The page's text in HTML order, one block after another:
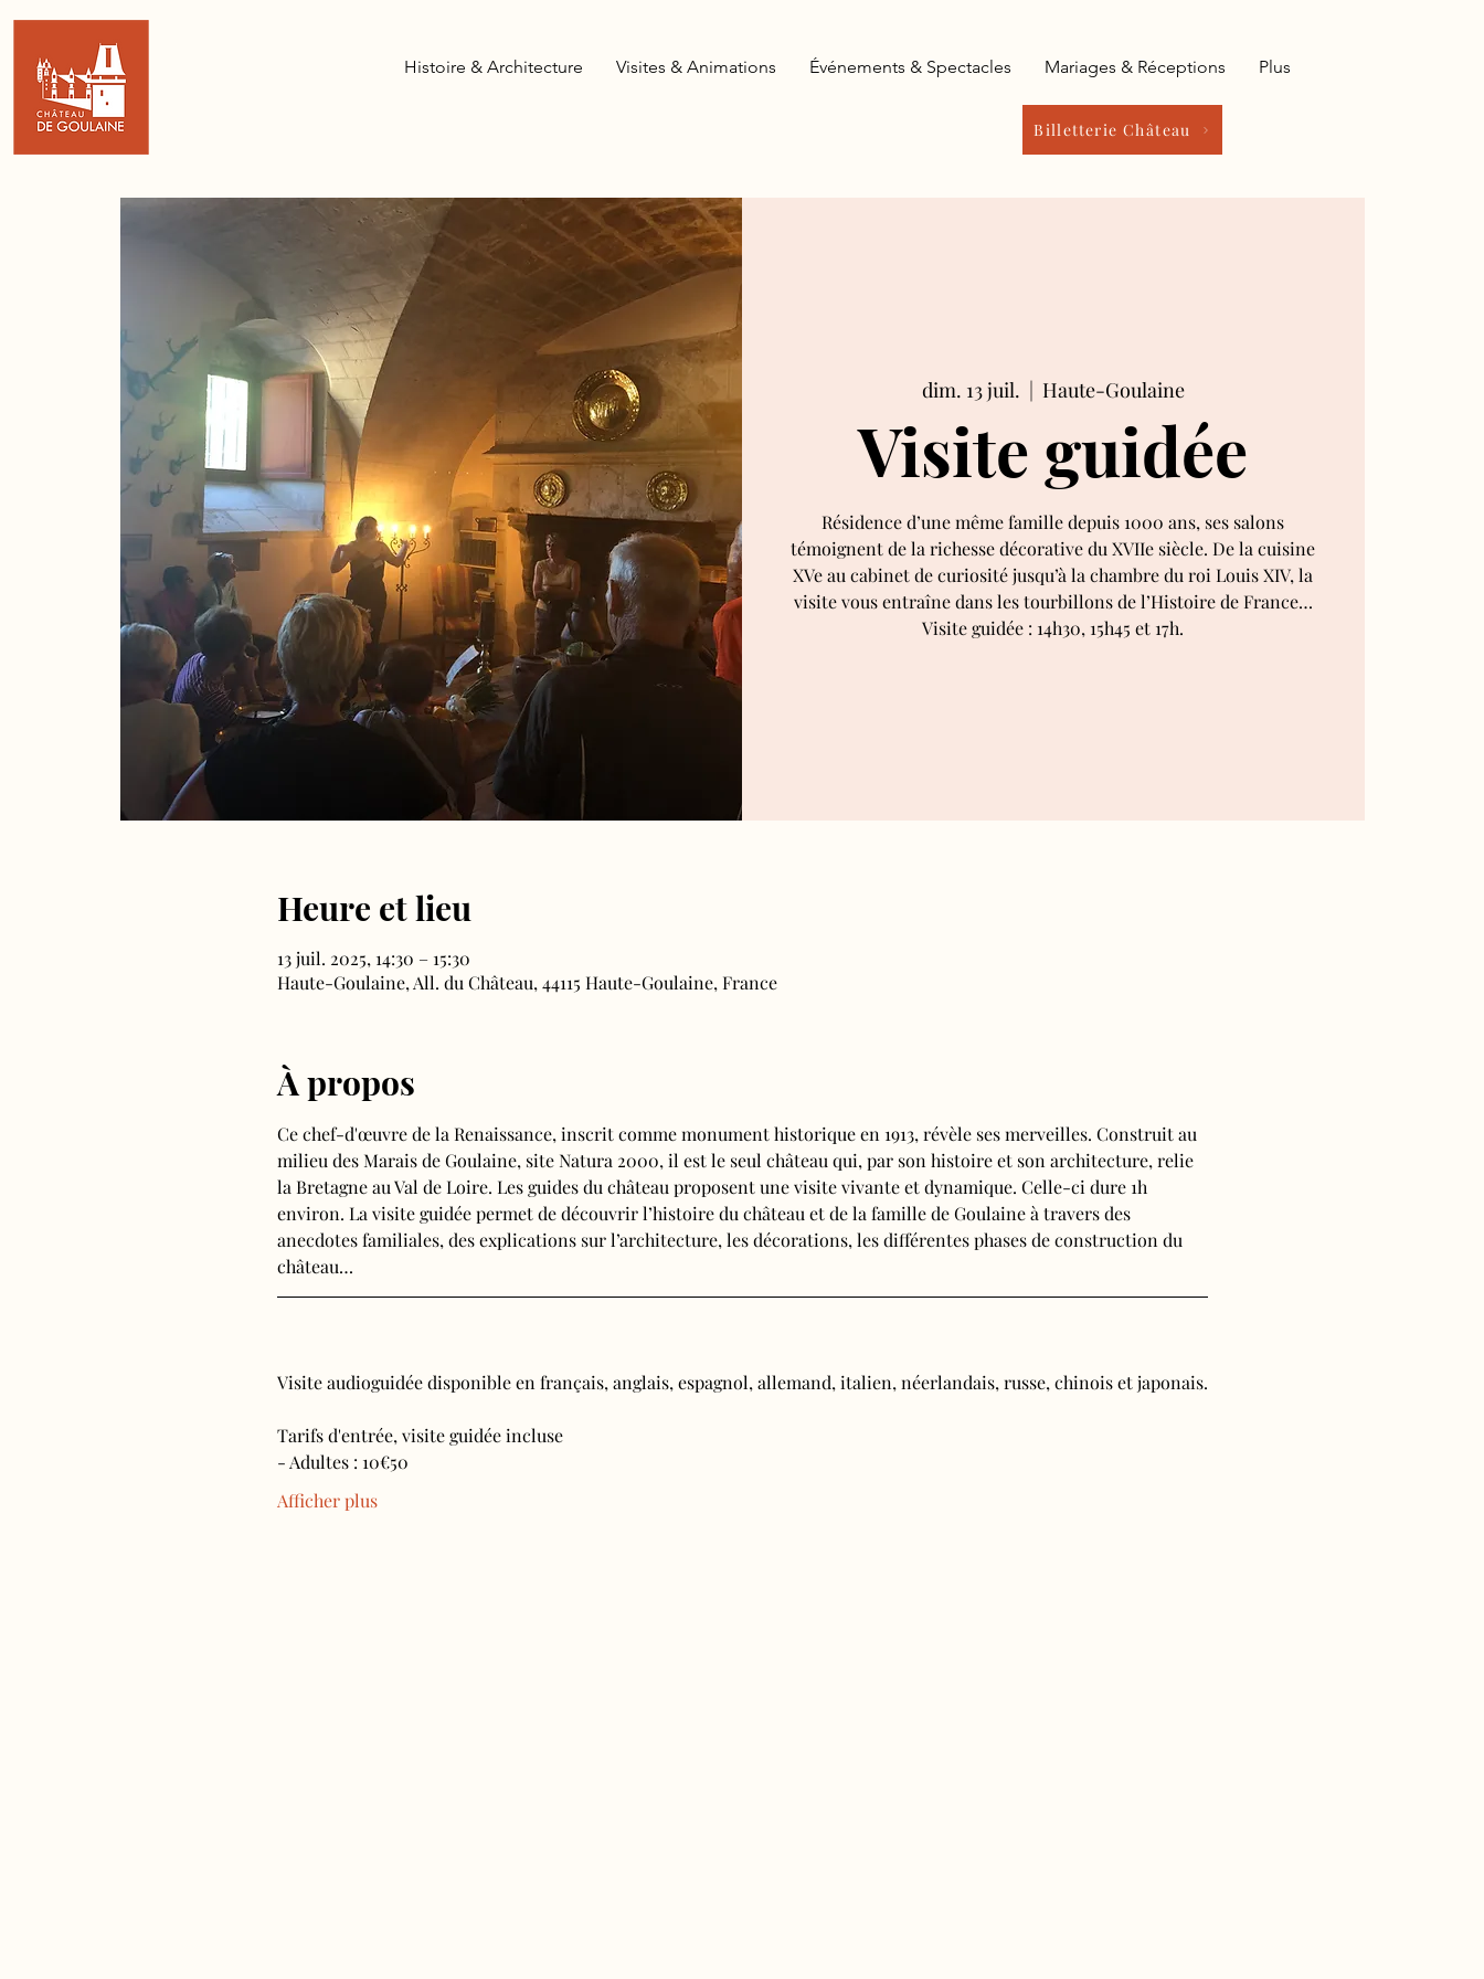
Billetterie Château
Histoire & Architecture Visites & Animations Événements & Spectacles Mariages & Réceptions Plus
dim. 13 juil.
  |
Haute-Goulaine
Visite guidée
Résidence d’une même famille depuis 1000 ans, ses salons
témoignent de la richesse décorative du XVIIe siècle. De la cuisine
XVe au cabinet de curiosité jusqu’à la chambre du roi Louis XIV, la
visite vous entraîne dans les tourbillons de l’Histoire de France…
Visite guidée : 14h30, 15h45 et 17h.
Heure et lieu
13 juil. 2025, 14:30 – 15:30
Haute-Goulaine, All. du Château, 44115 Haute-Goulaine, France
À propos
Ce chef-d'œuvre de la Renaissance, inscrit comme monument historique en 1913, révèle ses merveilles. Construit au
milieu des Marais de Goulaine, site Natura 2000, il est le seul château qui, par son histoire et son architecture, relie
la Bretagne au Val de Loire. Les guides du château proposent une visite vivante et dynamique. Celle-ci dure 1h
environ. La visite guidée permet de découvrir l’histoire du château et de la famille de Goulaine à travers des
anecdotes familiales, des explications sur l’architecture, les décorations, les différentes phases de construction du
château…
Visite audioguidée disponible en français, anglais, espagnol, allemand, italien, néerlandais, russe, chinois et japonais.
Tarifs d'entrée, visite guidée incluse
- Adultes : 10€50
Afficher plus